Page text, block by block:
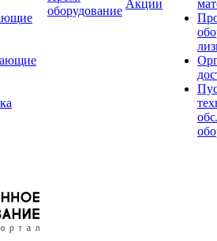
оборудование
Акции